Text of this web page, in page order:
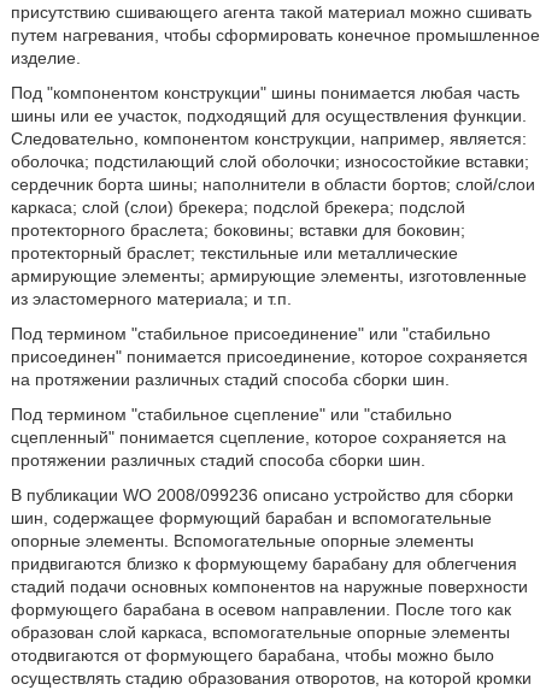
присутствию сшивающего агента такой материал можно сшивать
путем нагревания, чтобы сформировать конечное промышленное
изделие.
Под "компонентом конструкции" шины понимается любая часть
шины или ее участок, подходящий для осуществления функции.
Следовательно, компонентом конструкции, например, является:
оболочка; подстилающий слой оболочки; износостойкие вставки;
сердечник борта шины; наполнители в области бортов; слой/слои
каркаса; слой (слои) брекера; подслой брекера; подслой
протекторного браслета; боковины; вставки для боковин;
протекторный браслет; текстильные или металлические
армирующие элементы; армирующие элементы, изготовленные
из эластомерного материала; и т.п.
Под термином "стабильное присоединение" или "стабильно
присоединен" понимается присоединение, которое сохраняется
на протяжении различных стадий способа сборки шин.
Под термином "стабильное сцепление" или "стабильно
сцепленный" понимается сцепление, которое сохраняется на
протяжении различных стадий способа сборки шин.
В публикации WO 2008/099236 описано устройство для сборки
шин, содержащее формующий барабан и вспомогательные
опорные элементы. Вспомогательные опорные элементы
придвигаются близко к формующему барабану для облегчения
стадий подачи основных компонентов на наружные поверхности
формующего барабана в осевом направлении. После того как
образован слой каркаса, вспомогательные опорные элементы
отодвигаются от формующего барабана, чтобы можно было
осуществлять стадию образования отворотов, на которой кромки